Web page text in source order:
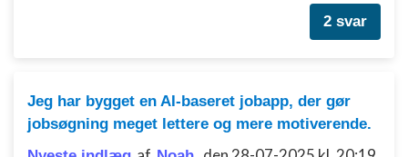
2 svar
Jeg har bygget en AI-baseret jobapp, der gør
jobsøgning meget lettere og mere motiverende.
IAB Special Features:
Bruge præcise geografiske
placeringsoplysninger